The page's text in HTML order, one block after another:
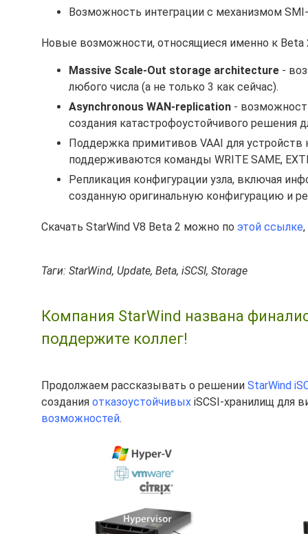
Возможность интеграции с механизмом SMI-
Новые возможности, относящиеся именно к Beta
Massive Scale-Out storage architecture -
любого числа (а не только 3 как сейчас).
Asynchronous WAN-replication -
создания катастрофоустойчивого решения
Поддержка примитивов VAAI для устройств
поддерживаются команды WRITE SAME,
Репликация конфигурации узла, включая
созданную оригинальную конфигурацию и
Скачать StarWind V8 Beta 2 можно по этой ссылке
Таги: StarWind, Update, Beta, iSCSI, Storage
Компания StarWind названа
поддержите коллег!
Продолжаем рассказывать о решении StarWind
создания отказоустойчивых iSCSI-хранилищ для
возможностей.